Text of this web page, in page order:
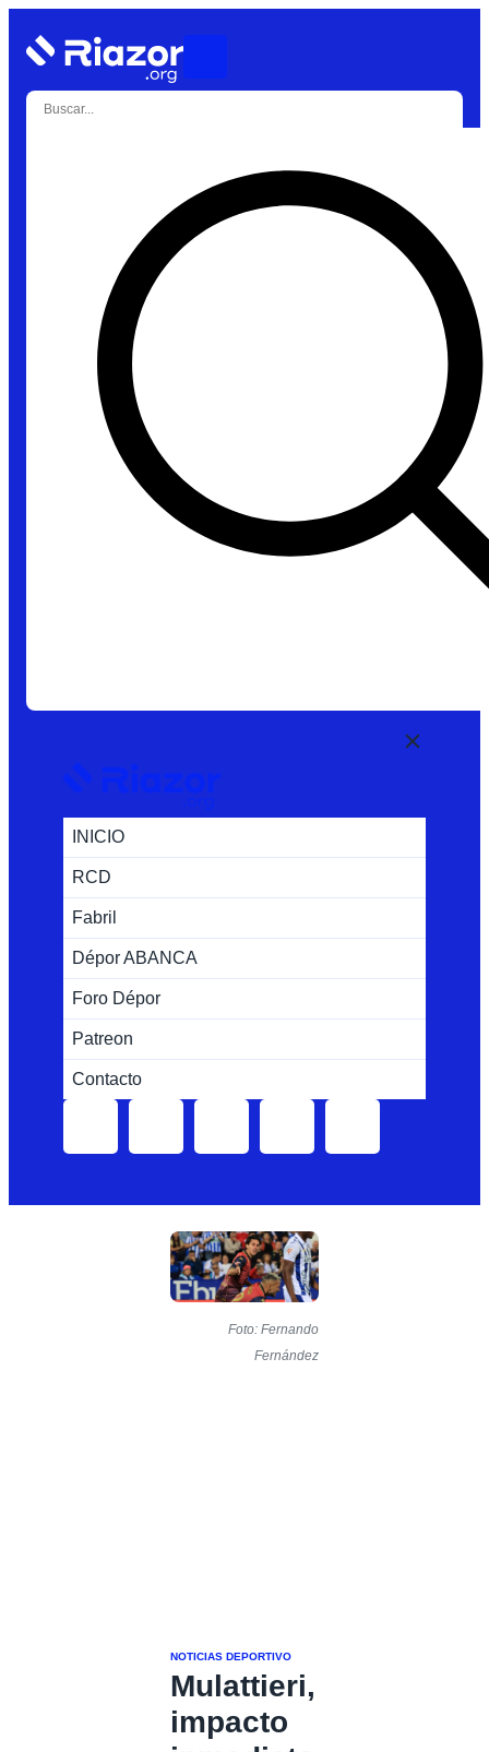
INICIO
RCD
Fabril
Dépor ABANCA
Foro Dépor
Patreon
Contacto
Foto: Fernando
Fernández
NOTICIAS DEPORTIVO
Mulattieri,
impacto